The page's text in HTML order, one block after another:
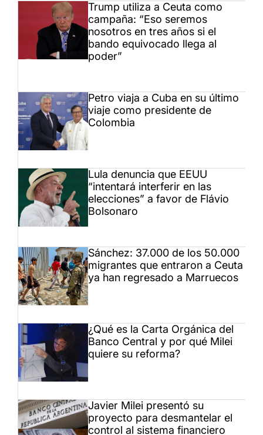
Trump utiliza a Ceuta como
campaña: “Eso seremos
nosotros en tres años si el
bando equivocado llega al
poder”
Petro viaja a Cuba en su último
viaje como presidente de
Colombia
Lula denuncia que EEUU
“intentará interferir en las
elecciones” a favor de Flávio
Bolsonaro
Sánchez: 37.000 de los 50.000
migrantes que entraron a Ceuta
ya han regresado a Marruecos
¿Qué es la Carta Orgánica del
Banco Central y por qué Milei
quiere su reforma?
Javier Milei presentó su
proyecto para desmantelar el
control al sistema financiero